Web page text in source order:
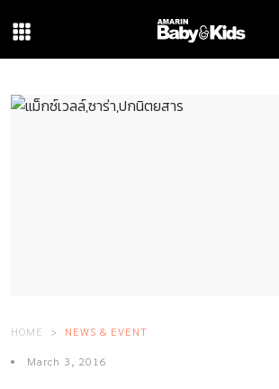
HOME NEWS & EVENT
March 3, 2016